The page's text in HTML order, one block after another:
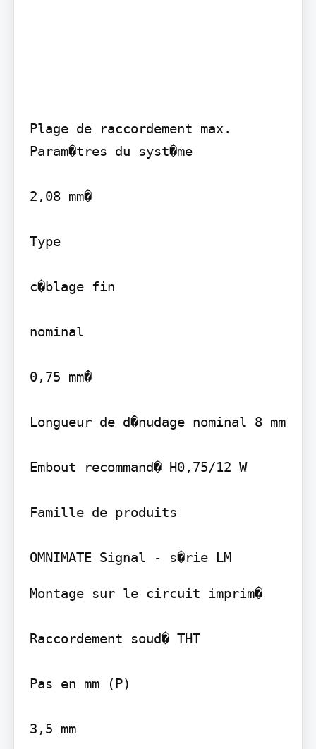
Plage de raccordement max.
Param�tres du syst�me
2,08 mm�
Type
c�blage fin
nominal
0,75 mm�
Longueur de d�nudage nominal 8 mm
Embout recommand� H0,75/12 W
Famille de produits
OMNIMATE Signal - s�rie LM
Montage sur le circuit imprim�
Raccordement soud� THT
Pas en mm (P)
3,5 mm